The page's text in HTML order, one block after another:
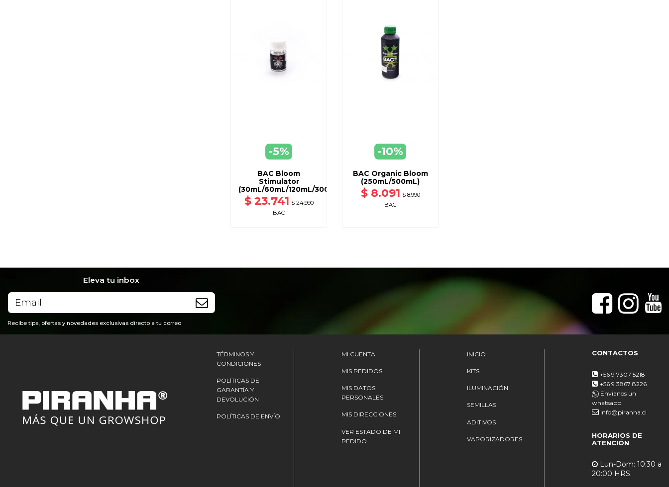
-5%
DISPONIBLE CON OTRAS OPCIONES
BAC Bloom
Stimulator
(30mL/60mL/120mL/300mL/1L)
$ 23.741 $ 24.990
BAC
-10%
AGREGAR
A CARRO
BAC Organic Bloom
(250mL/500mL)
$ 8.091 $ 8.990
BAC
Eleva tu inbox
Recibe tips, ofertas y novedades exclusivas directo a tu correo
TÉRMINOS Y
CONDICIONES
POLÍTICAS DE
GARANTÍA Y
DEVOLUCIÓN
POLÍTICAS DE ENVÍO
MI CUENTA
MIS PEDIDOS
MIS DATOS
PERSONALES
MIS DIRECCIONES
VER ESTADO DE MI
PEDIDO
INICIO
KITS
ILUMINACIÓN
SEMILLAS
ADITIVOS
VAPORIZADORES
CONTACTOS
+56 9 7307 5218
+56 9 3867 8226
Envíanos un
whatsapp
info@piranha.cl
HORARIOS DE
ATENCIÓN
Lun-Dom: 10:30 a
20:00 HRS.